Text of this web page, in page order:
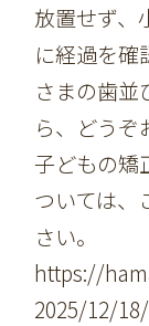
放置せず、
に経過を確
さまの歯並
ら、どうぞ
子どもの矯
ついては、
さい。
https://
2025/12/